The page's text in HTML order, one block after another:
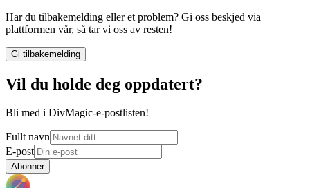
Har du tilbakemelding eller et problem? Gi oss beskjed via
plattformen vår, så tar vi oss av resten!
Gi tilbakemelding
Vil du holde deg oppdatert?
Bli med i DivMagic-e-postlisten!
Fullt navn
E-post
Abonner